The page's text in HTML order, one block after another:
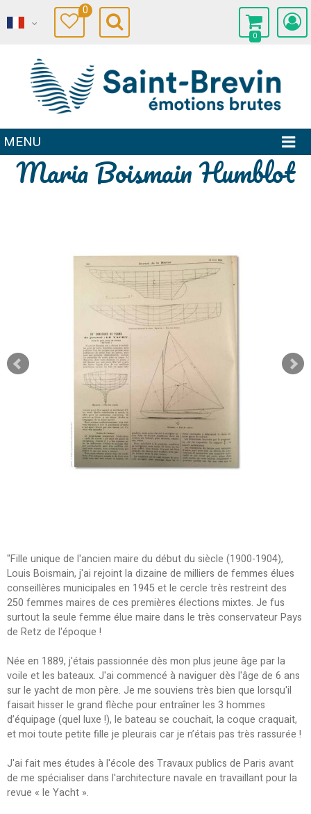
0
0
MENU
Maria Boismain Humblot
"Fille unique de l'ancien maire du début du siècle (1900-1904),
Louis Boismain, j'ai rejoint la dizaine de milliers de femmes élues
conseillères municipales en 1945 et le cercle très restreint des
250 femmes maires de ces premières élections mixtes. Je fus
surtout la seule femme élue maire dans le très conservateur Pays
de Retz de l'époque !
Née en 1889, j'étais passionnée dès mon plus jeune âge par la
voile et les bateaux. J'ai commencé à naviguer dès l'âge de 6 ans
sur le yacht de mon père. Je me souviens très bien que lorsqu'il
faisait hisser le grand flèche pour entraîner les 3 hommes
d’équipage (quel luxe !), le bateau se couchait, la coque craquait,
et moi toute petite fille je pleurais car je n’étais pas très rassurée !
J'ai fait mes études à l'école des Travaux publics de Paris avant
de me spécialiser dans l'architecture navale en travaillant pour la
revue « le Yacht ».